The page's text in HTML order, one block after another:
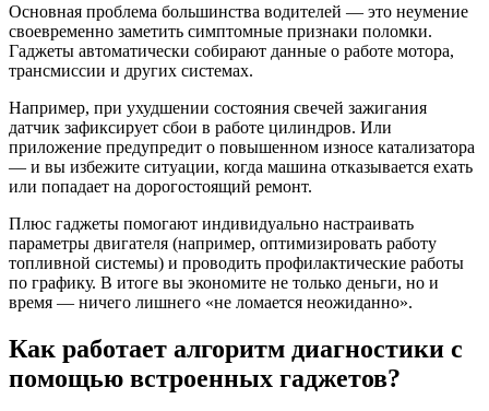
Основная проблема большинства водителей — это неумение
своевременно заметить симптомные признаки поломки.
Гаджеты автоматически собирают данные о работе мотора,
трансмиссии и других системах.
Например, при ухудшении состояния свечей зажигания
датчик зафиксирует сбои в работе цилиндров. Или
приложение предупредит о повышенном износе катализатора
— и вы избежите ситуации, когда машина отказывается ехать
или попадает на дорогостоящий ремонт.
Плюс гаджеты помогают индивидуально настраивать
параметры двигателя (например, оптимизировать работу
топливной системы) и проводить профилактические работы
по графику. В итоге вы экономите не только деньги, но и
время — ничего лишнего «не ломается неожиданно».
Как работает алгоритм диагностики с
помощью встроенных гаджетов?